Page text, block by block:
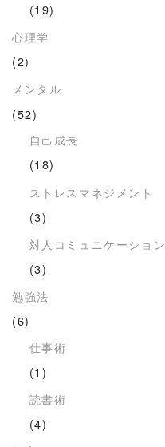
(19)
心理学
(2)
メンタル
(52)
自己成長
(18)
ストレスマネジメント
(3)
対人コミュニケーション
(3)
勉強法
(6)
仕事術
(1)
読書術
(4)